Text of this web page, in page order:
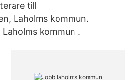
till
Laholms kommun.
kommun .